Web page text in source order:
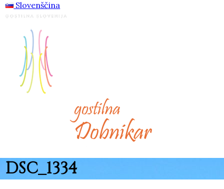
Slovenščina
DSC_1334